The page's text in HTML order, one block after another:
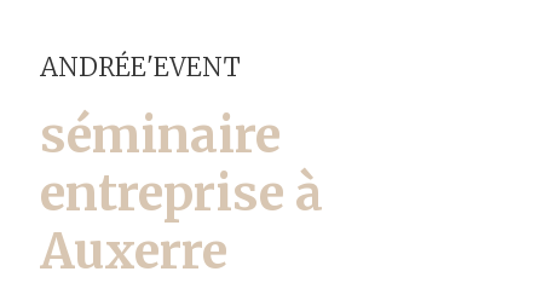
ANDRÉE'EVENT
séminaire
entreprise à
Auxerre